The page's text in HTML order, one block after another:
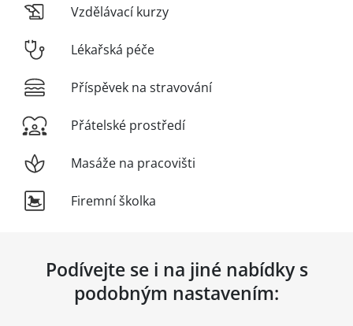
Vzdělávací kurzy
Lékařská péče
Příspěvek na stravování
Přátelské prostředí
Masáže na pracovišti
Firemní školka
Podívejte se i na jiné nabídky s
podobným nastavením: